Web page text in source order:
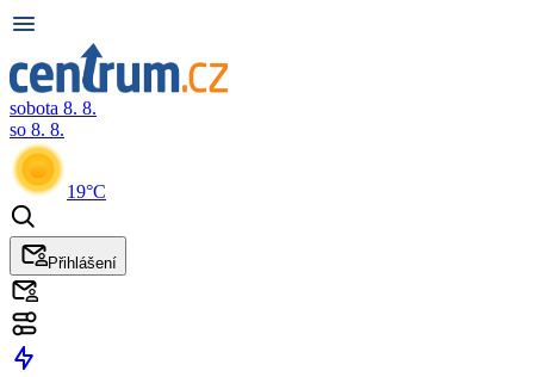
sobota 8. 8.
so 8. 8.
19°C
Přihlášení